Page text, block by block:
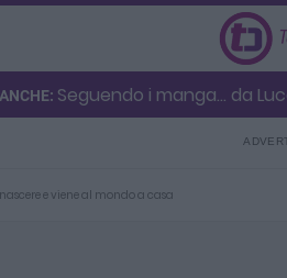
Seguendo i manga... da
e viene al mondo a casa